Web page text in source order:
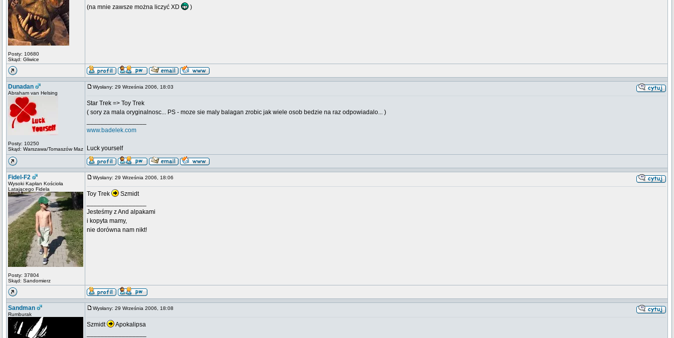
Posty: 10680
Skąd: Gliwice
(na mnie zawsze można liczyć XD )
Dunadan
Abraham van Helsing
Posty: 10250
Skąd: Warszawa/Tomaszów Maz
Wysłany: 29 Września 2006, 18:03
Star Trek => Toy Trek
( sory za mala oryginalnosc... PS - moze sie maly balagan zrobic jak wiele osob bedzie na raz odpowiadalo... )
www.badelek.com
Luck yourself
Fidel-F2
Wysoki Kapłan Kościoła
Latającego Fidela
Posty: 37804
Skąd: Sandomierz
Wysłany: 29 Września 2006, 18:06
Toy Trek
Szmidt
Jesteśmy z And alpakami
i kopyta mamy,
nie dorówna nam nikt!
Sandman
Rumburak
Wysłany: 29 Września 2006, 18:08
Szmidt
Apokalipsa